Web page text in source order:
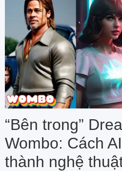
“Bên trong”
Wombo: Cách
thành nghệ